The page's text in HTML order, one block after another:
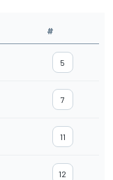
#
5
7
11
12